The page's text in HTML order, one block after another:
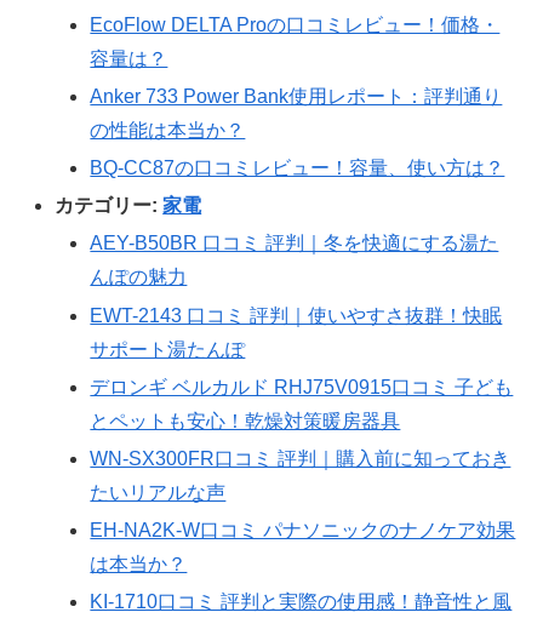
EcoFlow DELTA Proの口コミレビュー！価格・
容量は？
Anker 733 Power Bank使用レポート：評判通り
の性能は本当か？
BQ-CC87の口コミレビュー！容量、使い方は？
カテゴリー:家電
AEY-B50BR 口コミ 評判｜冬を快適にする湯た
んぽの魅力
EWT-2143 口コミ 評判｜使いやすさ抜群！快眠
サポート湯たんぽ
デロンギ ベルカルド RHJ75V0915口コミ 子ども
とペットも安心！乾燥対策暖房器具
WN-SX300FR口コミ 評判｜購入前に知っておき
たいリアルな声
EH-NA2K-W口コミ パナソニックのナノケア効果
は本当か？
KI-1710口コミ 評判と実際の使用感！静音性と風